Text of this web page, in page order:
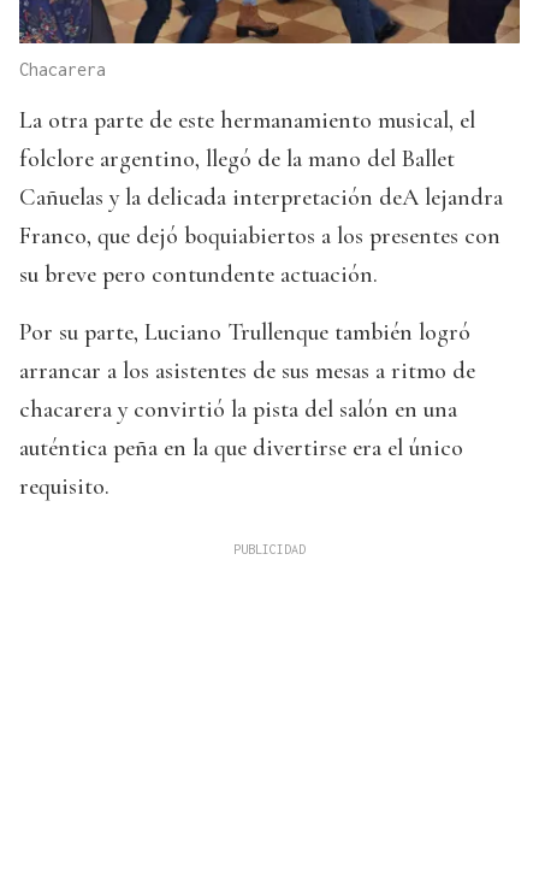
Chacarera
La otra parte de este hermanamiento musical, el
folclore argentino, llegó de la mano del Ballet
Cañuelas y la delicada interpretación deA lejandra
Franco, que dejó boquiabiertos a los presentes con
su breve pero contundente actuación.
Por su parte, Luciano Trullenque también logró
arrancar a los asistentes de sus mesas a ritmo de
chacarera y convirtió la pista del salón en una
auténtica peña en la que divertirse era el único
requisito.